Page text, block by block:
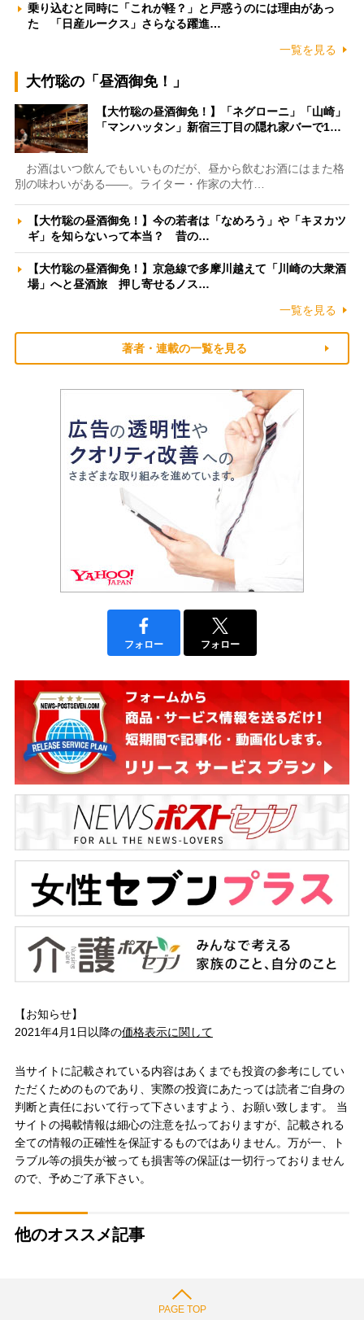
乗り込むと同時に「これが軽？」と戸惑うのには理由があっ
た 「日産ルークス」さらなる躍進…
一覧を見る
大竹聡の「昼酒御免！」
【大竹聡の昼酒御免！】「ネグローニ」「山崎」
「マンハッタン」新宿三丁目の隠れ家バーで1…
お酒はいつ飲んでもいいものだが、昼から飲むお酒にはまた格
別の味わいがある――。ライター・作家の大竹…
【大竹聡の昼酒御免！】今の若者は「なめろう」や「キヌカツ
ギ」を知らないって本当？ 昔の…
【大竹聡の昼酒御免！】京急線で多摩川越えて「川崎の大衆酒
場」へと昼酒旅 押し寄せるノス…
一覧を見る
著者・連載の一覧を見る
フォロー フォロー
【お知らせ】
2021年4月1日以降の価格表示に関して
当サイトに記載されている内容はあくまでも投資の参考にしてい
ただくためのものであり、実際の投資にあたっては読者ご自身の
判断と責任において行って下さいますよう、お願い致します。 当
サイトの掲載情報は細心の注意を払っておりますが、記載される
全ての情報の正確性を保証するものではありません。万が一、ト
ラブル等の損失が被っても損害等の保証は一切行っておりません
ので、予めご了承下さい。
他のオススメ記事
PAGE TOP